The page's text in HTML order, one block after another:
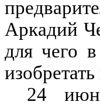
Аркадий
для чего
24